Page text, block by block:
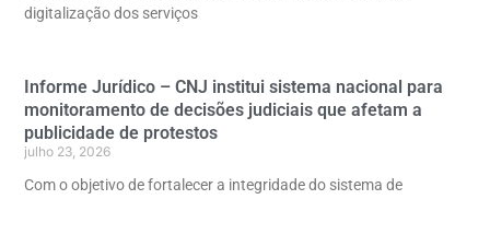
digitalização dos serviços
Informe Jurídico – CNJ institui sistema nacional para
monitoramento de decisões judiciais que afetam a
publicidade de protestos
julho 23, 2026
Com o objetivo de fortalecer a integridade do sistema de